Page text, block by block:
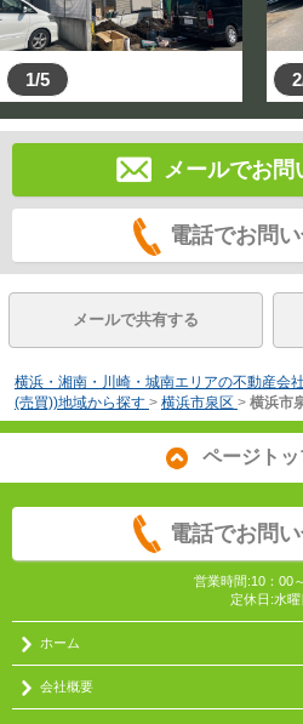
1/5
メールでお問
電話でお問
メールで共有する
横浜・湘南・川崎・城南エリアの不動産会
(売買))地域から探す > 横浜市泉区 > 横浜市
ページト
電話でお問
営業時間:10：00
定休日:水曜
ホーム
会社概要